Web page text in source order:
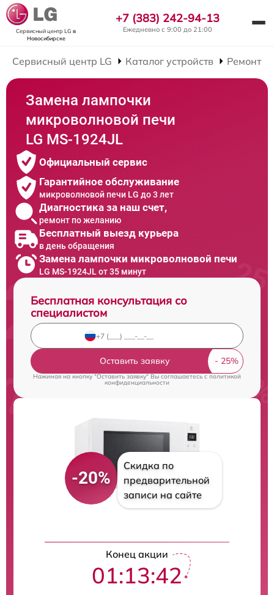
Сервисный центр LG в
Новосибирске
+7 (383) 242-94-13
Ежедневно с 9:00 до 21:00
Сервисный центр LG Каталог устройств Ремонт
Замена лампочки
микроволновой печи
LG MS-1924JL
Официальный сервис
Гарантийное обслуживание
микроволновой печи LG до 3 лет
Диагностика за наш счет,
ремонт по желанию
Бесплатный выезд курьера
в день обращения
Замена лампочки микроволновой печи
LG MS-1924JL от 35 минут
Бесплатная консультация со
специалистом
Оставить заявку
Нажимая на кнопку "Оставить заявку" Вы соглашаетесь cполитикой
конфиденциальности
-20%
Скидка по
предварительной
записи на сайте
Конец акции
01:13:41